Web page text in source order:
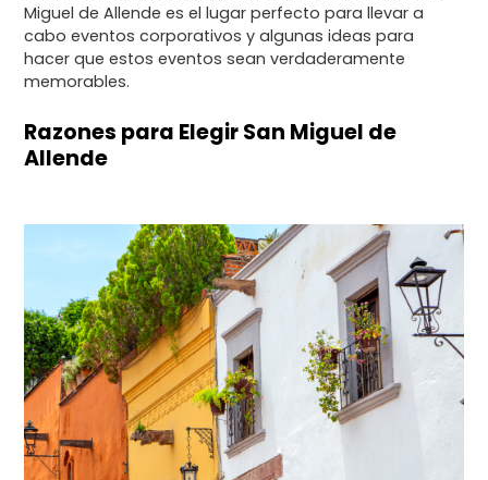
Miguel de Allende es el lugar perfecto para llevar a
cabo eventos corporativos y algunas ideas para
hacer que estos eventos sean verdaderamente
memorables.
Razones para Elegir San Miguel de
Allende